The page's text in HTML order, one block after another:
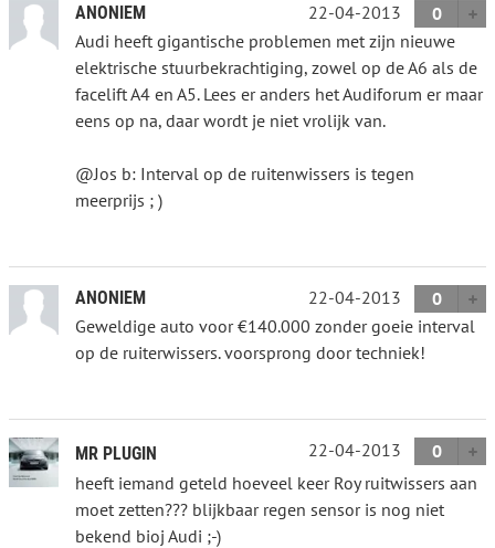
ANONIEM 22-04-2013
0
Audi heeft gigantische problemen met zijn nieuwe
elektrische stuurbekrachtiging, zowel op de A6 als de
facelift A4 en A5. Lees er anders het Audiforum er maar
eens op na, daar wordt je niet vrolijk van.
@Jos b: Interval op de ruitenwissers is tegen
meerprijs ; )
ANONIEM 22-04-2013
0
Geweldige auto voor €140.000 zonder goeie interval
op de ruiterwissers. voorsprong door techniek!
MR PLUGIN 22-04-2013
0
heeft iemand geteld hoeveel keer Roy ruitwissers aan
moet zetten??? blijkbaar regen sensor is nog niet
bekend bioj Audi ;-)